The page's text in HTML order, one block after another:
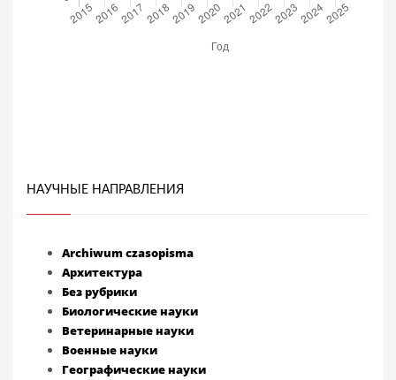
НАУЧНЫЕ НАПРАВЛЕНИЯ
Archiwum czasopisma
Архитектура
Без рубрики
Биологические науки
Ветеринарные науки
Военные науки
Географические науки